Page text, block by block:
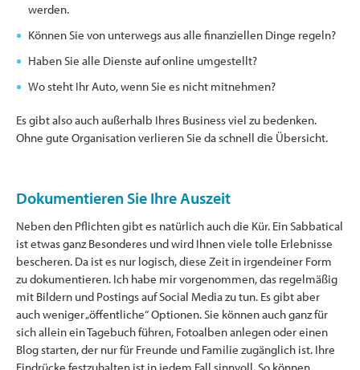
werden.
Können Sie von unterwegs aus alle finanziellen Dinge regeln?
Haben Sie alle Dienste auf online umgestellt?
Wo steht Ihr Auto, wenn Sie es nicht mitnehmen?
Es gibt also auch außerhalb Ihres Business viel zu bedenken.
Ohne gute Organisation verlieren Sie da schnell die Übersicht.
Dokumentieren Sie Ihre Auszeit
Neben den Pflichten gibt es natürlich auch die Kür. Ein Sabbatical
ist etwas ganz Besonderes und wird Ihnen viele tolle Erlebnisse
bescheren. Da ist es nur logisch, diese Zeit in irgendeiner Form
zu dokumentieren. Ich habe mir vorgenommen, das regelmäßig
mit Bildern und Postings auf Social Media zu tun. Es gibt aber
auch weniger „öffentliche“ Optionen. Sie können auch ganz für
sich allein ein Tagebuch führen, Fotoalben anlegen oder einen
Blog starten, der nur für Freunde und Familie zugänglich ist. Ihre